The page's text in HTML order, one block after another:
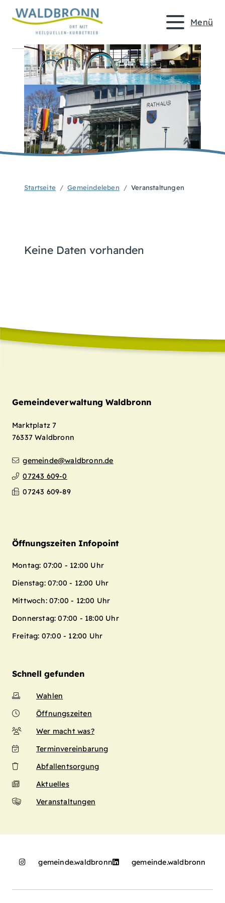
Menü
Startseite Gemeindeleben Veranstaltungen
Keine Daten vorhanden
Gemeindeverwaltung Waldbronn
Marktplatz 7
76337 Waldbronn
gemeinde@waldbronn.de
07243 609-0
07243 609-89
Öffnungszeiten Infopoint
Montag: 07:00 - 12:00 Uhr
Dienstag: 07:00 - 12:00 Uhr
Mittwoch: 07:00 - 12:00 Uhr
Donnerstag: 07:00 - 18:00 Uhr
Freitag: 07:00 - 12:00 Uhr
Schnell gefunden
Wahlen
Öffnungszeiten
Wer macht was?
Terminvereinbarung
Abfallentsorgung
Aktuelles
Veranstaltungen
gemeinde.waldbronn gemeinde.waldbronn